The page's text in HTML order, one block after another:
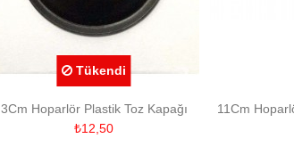
Tükendi
3Cm Hoparlör Plastik Toz Kapağı
₺12,50
11Cm